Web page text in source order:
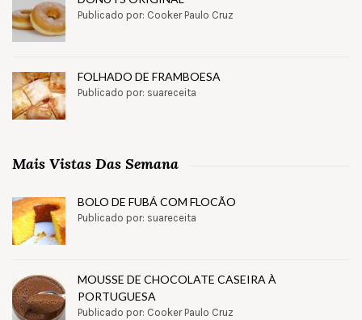
Publicado por: Cooker Paulo Cruz
FOLHADO DE FRAMBOESA
Publicado por: suareceita
Mais Vistas Das Semana
BOLO DE FUBÁ COM FLOCÃO
Publicado por: suareceita
MOUSSE DE CHOCOLATE CASEIRA À
PORTUGUESA
Publicado por: Cooker Paulo Cruz